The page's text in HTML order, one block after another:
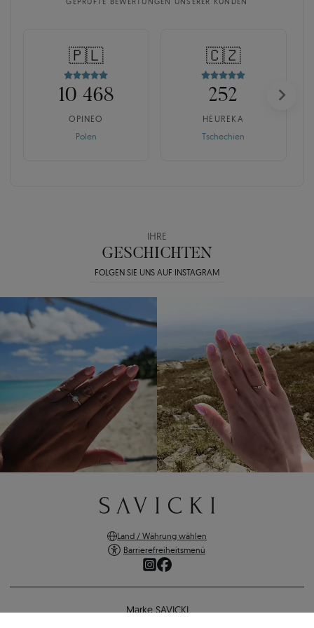
🇵🇱
10 468
OPINEO
Polen
🇨🇿
252
HEUREKA
Tschechien
IHRE
GESCHICHTEN
FOLGEN SIE UNS AUF INSTAGRAM
Land / Währung wählen
Barrierefreiheitsmenü
Marke SAVICKI